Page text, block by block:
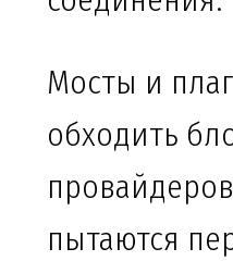
Мосты и
обходить
пытаются